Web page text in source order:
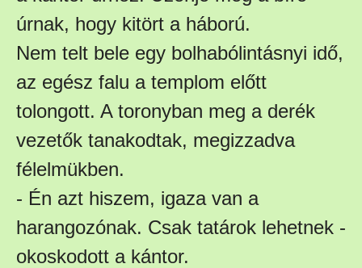
úrnak, hogy kitört a háború.
Nem telt bele egy bolhabólintásnyi idő,
az egész falu a templom előtt
tolongott. A toronyban meg a derék
vezetők tanakodtak, megizzadva
félelmükben.
- Én azt hiszem, igaza van a
harangozónak. Csak tatárok lehetnek -
okoskodott a kántor.